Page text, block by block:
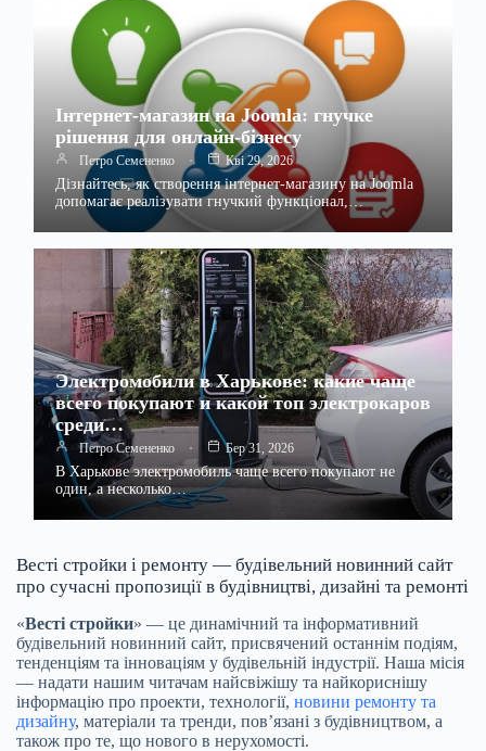
Інтернет-магазин на Joomla: гнучке
рішення для онлайн-бізнесу
Петро Семененко Кві 29, 2026
Дізнайтесь, як створення інтернет-магазину на Joomla
допомагає реалізувати гнучкий функціонал,…
Электромобили в Харькове: какие чаще
всего покупают и какой топ электрокаров
среди…
Петро Семененко Бер 31, 2026
В Харькове электромобиль чаще всего покупают не
один, а несколько…
Весті стройки і ремонту — будівельний новинний сайт
про сучасні пропозиції в будівництві, дизайні та ремонті
«Весті стройки» — це динамічний та інформативний
будівельний новинний сайт, присвячений останнім подіям,
тенденціям та інноваціям у будівельній індустрії. Наша місія
— надати нашим читачам найсвіжішу та найкориснішу
інформацію про проекти, технології, новини ремонту та
дизайну, матеріали та тренди, пов’язані з будівництвом, а
також про те, що нового в нерухомості.